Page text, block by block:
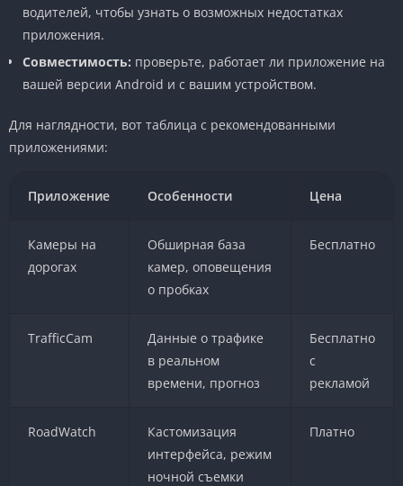
водителей, чтобы узнать о возможных недостатках
приложения.
Совместимость: проверьте, работает ли приложение на
вашей версии Android и с вашим устройством.
Для наглядности, вот таблица с рекомендованными
приложениями:
Приложение Особенности Цена
Камеры на
дорогах
Обширная база
камер, оповещения
о пробках
Бесплатно
TrafficCam
Данные о трафике
в реальном
времени, прогноз
Бесплатно
с
рекламой
RoadWatch
Кастомизация
интерфейса, режим
ночной съемки
Платно